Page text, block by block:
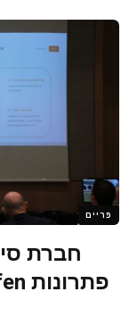
פריים
חברת